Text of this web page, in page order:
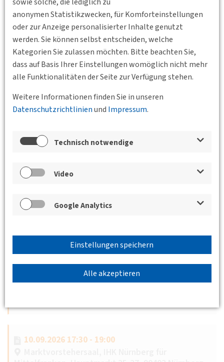
anonymen Statistikzwecken, für Komforteinstellungen
oder zur Anzeige personalisierter Inhalte genutzt
werden. Sie können selbst entscheiden, welche
Kategorien Sie zulassen möchten. Bitte beachten Sie,
dass auf Basis Ihrer Einstellungen womöglich nicht mehr
alle Funktionalitäten der Seite zur Verfügung stehen.
Weitere Informationen finden Sie in unseren
Datenschutzrichtlinienund Impressum.
Technisch notwendige
Video
Google Analytics
Einstellungen speichern
Alle akzeptieren
10.09.2026 17:00
Hamburg-Altona
Mobilitätskonzepte für einen lebenswerten
Mit dem Projekt freiRaum Ottensen verfolgt die Freie und
Hansestadt Hamburg das Ziel, den öffentlichen Raum neu
zu gestalten und die Aufenthaltsqualität im Stadtteil zu
10.09.2026 17:30 - 19:00